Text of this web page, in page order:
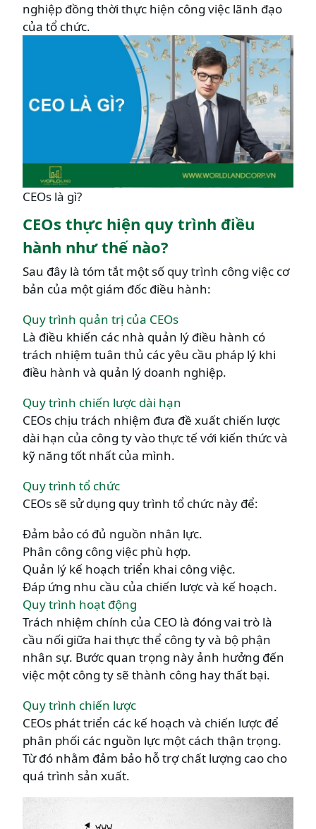
nghiệp đồng thời thực hiện công việc lãnh đạo
của tổ chức.
CEOs là gì?
CEOs thực hiện quy trình điều
hành như thế nào?
Sau đây là tóm tắt một số quy trình công việc cơ
bản của một giám đốc điều hành:
Quy trình quản trị của CEOs
Là điều khiến các nhà quản lý điều hành có
trách nhiệm tuân thủ các yêu cầu pháp lý khi
điều hành và quản lý doanh nghiệp.
Quy trình chiến lược dài hạn
CEOs chịu trách nhiệm đưa đề xuất chiến lược
dài hạn của công ty vào thực tế với kiến ​​thức và
kỹ năng tốt nhất của mình.
Quy trình tổ chức
CEOs sẽ sử dụng quy trình tổ chức này để:
Đảm bảo có đủ nguồn nhân lực.
Phân công công việc phù hợp.
Quản lý kế hoạch triển khai công việc.
Đáp ứng nhu cầu của chiến lược và kế hoạch.
Quy trình hoạt động
Trách nhiệm chính của CEO là đóng vai trò là
cầu nối giữa hai thực thể công ty và bộ phận
nhân sự. Bước quan trọng này ảnh hưởng đến
việc một công ty sẽ thành công hay thất bại.
Quy trình chiến lược
CEOs phát triển các kế hoạch và chiến lược để
phân phối các nguồn lực một cách thận trọng.
Từ đó nhằm đảm bảo hỗ trợ chất lượng cao cho
quá trình sản xuất.